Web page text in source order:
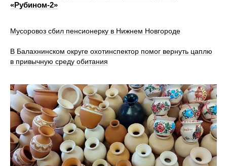
«Рубином‑2»
Мусоровоз сбил пенсионерку в Нижнем Новгороде
В Балахнинском округе охотинспектор помог вернуть цаплю
в привычную среду обитания